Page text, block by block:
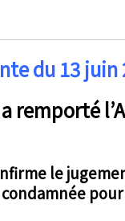
du 13 juin
a remporté
le
condamnée